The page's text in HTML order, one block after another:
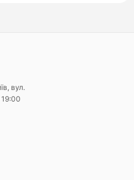
вул.